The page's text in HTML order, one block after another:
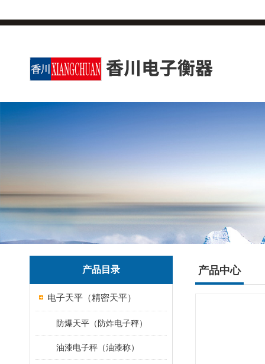
产品目录
电子天平（精密天平）
防爆天平（防炸电子秤）
油漆电子秤（油漆称）
产品中心